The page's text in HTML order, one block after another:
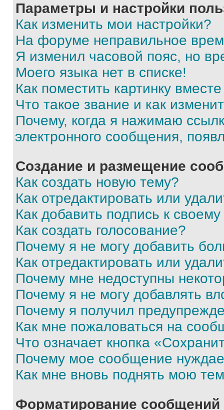
Параметры и настройки
Как изменить мои настройки?
На форуме неправильное
Я изменил часовой пояс, но
Моего языка нет в списке!
Как поместить картинку
Что такое звание и как
Почему, когда я нажимаю
электронного сообщения,
Создание и размещение
Как создать новую тему?
Как отредактировать или
Как добавить подпись к
Как создать голосование?
Почему я не могу добавить
Как отредактировать или
Почему мне недоступны
Почему я не могу добавлять
Почему я получил
Как мне пожаловаться на
Что означает кнопка
Почему мое сообщение
Как мне вновь поднять мою
Форматирование